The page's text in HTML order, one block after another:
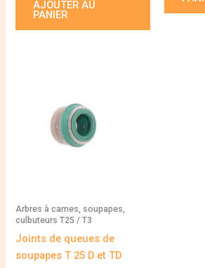
AJOUTER AU
PANIER
Arbres à cames, soupapes,
culbuteurs T25 / T3
Joints de queues de
soupapes T 25 D et TD